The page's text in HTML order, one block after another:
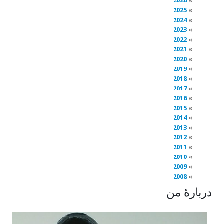
2025
2024
2023
2022
2021
2020
2019
2018
2017
2016
2015
2014
2013
2012
2011
2010
2009
2008
دربارهٔ من